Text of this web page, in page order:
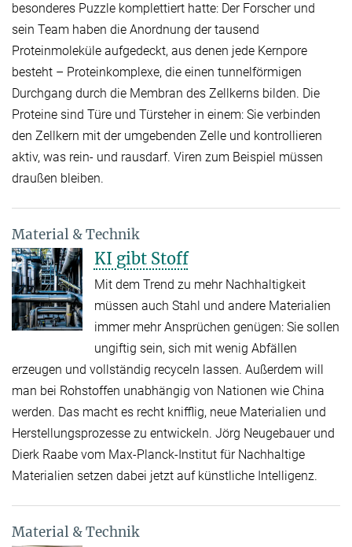
besonderes Puzzle komplettiert hatte: Der Forscher und
sein Team haben die Anordnung der tausend
Proteinmoleküle aufgedeckt, aus denen jede Kernpore
besteht – Proteinkomplexe, die einen tunnelförmigen
Durchgang durch die Membran des Zellkerns bilden. Die
Proteine sind Türe und Türsteher in einem: Sie verbinden
den Zellkern mit der umgebenden Zelle und kontrollieren
aktiv, was rein- und rausdarf. Viren zum Beispiel müssen
draußen bleiben.
Material & Technik
KI gibt Stoff
Mit dem Trend zu mehr Nachhaltigkeit
müssen auch Stahl und andere Materialien
immer mehr Ansprüchen genügen: Sie sollen
ungiftig sein, sich mit wenig Abfällen
erzeugen und vollständig recyceln lassen. Außerdem will
man bei Rohstoffen unabhängig von Nationen wie China
werden. Das macht es recht knifflig, neue Materialien und
Herstellungsprozesse zu entwickeln. Jörg Neugebauer und
Dierk Raabe vom Max-Planck-Institut für Nachhaltige
Materialien setzen dabei jetzt auf künstliche Intelligenz.
Material & Technik